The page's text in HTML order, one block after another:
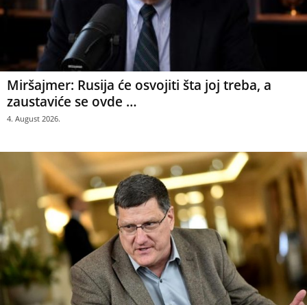
Miršajmer: Rusija će osvojiti šta joj treba, a
zaustaviće se ovde …
4. August 2026.